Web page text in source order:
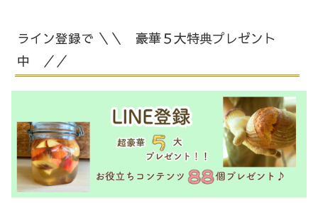
ライン登録で ＼＼ 豪華５大特典プレゼント
中 ／／